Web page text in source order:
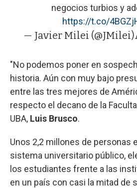
negocios turbios y
https://t.co/
— Javier Milei (@JMilei)
"No podemos poner en
historia. Aún con muy bajo
entre las tres mejores de
respecto el decano de la
UBA, Luis Brusco.
Unos 2,2 millones de personas
sistema universitario público,
los estudiantes frente a las
en un país con casi la mitad de